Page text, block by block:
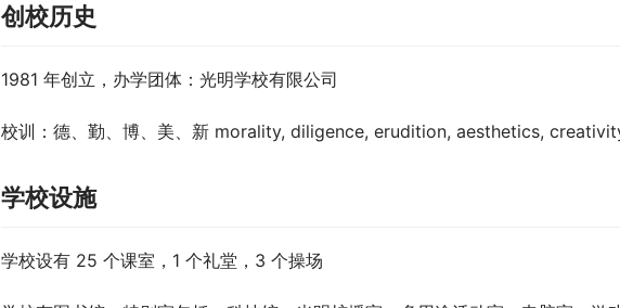
创校历史
1981 年创立，办学团体：光明学校有限公司
校训：德、勤、博、美、新 morality, diligence, erudition, aesthetics, creativity
学校设施
学校设有 25 个课室，1 个礼堂，3 个操场